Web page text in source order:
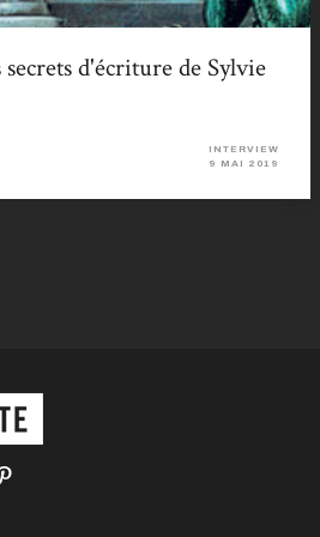
d'écriture de Sylvie
INTERVIEW
9 MAI 2019